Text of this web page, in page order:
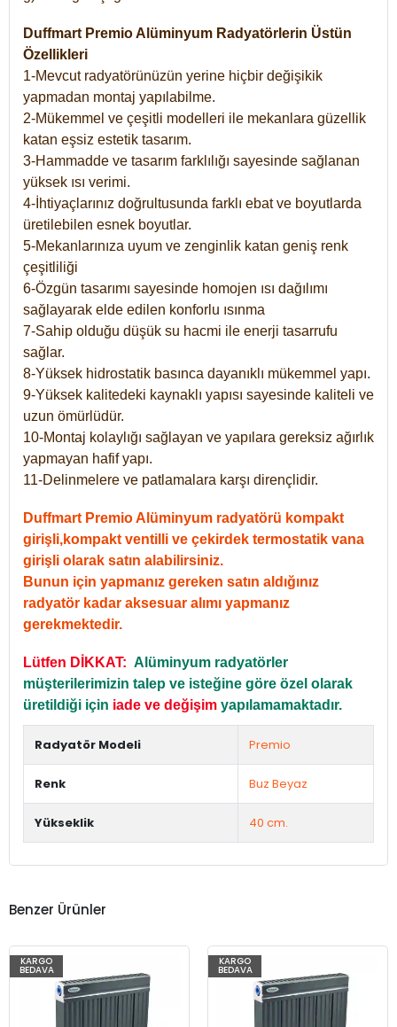
Duffmart Premio Alüminyum Radyatörlerin Üstün
Özellikleri
1-Mevcut radyatörünüzün yerine hiçbir değişikik
yapmadan montaj yapılabilme.
2-Mükemmel ve çeşitli modelleri ile mekanlara güzellik
katan eşsiz estetik tasarım.
3-Hammadde ve tasarım farklılığı sayesinde sağlanan
yüksek ısı verimi.
4-İhtiyaçlarınız doğrultusunda farklı ebat ve boyutlarda
üretilebilen esnek boyutlar.
5-Mekanlarınıza uyum ve zenginlik katan geniş renk
çeşitliliği
6-Özgün tasarımı sayesinde homojen ısı dağılımı
sağlayarak elde edilen konforlu ısınma
7-Sahip olduğu düşük su hacmi ile enerji tasarrufu
sağlar.
8-Yüksek hidrostatik basınca dayanıklı mükemmel yapı.
9-Yüksek kalitedeki kaynaklı yapısı sayesinde kaliteli ve
uzun ömürlüdür.
10-Montaj kolaylığı sağlayan ve yapılara gereksiz ağırlık
yapmayan hafif yapı.
11-Delinmelere ve patlamalara karşı dirençlidir.
Duffmart Premio Alüminyum radyatörü kompakt
girişli,kompakt ventilli ve çekirdek termostatik vana
girişli olarak satın alabilirsiniz.
Bunun için yapmanız gereken satın aldığınız
radyatör kadar aksesuar alımı yapmanız
gerekmektedir.
Lütfen DİKKAT: Alüminyum radyatörler
müşterilerimizin talep ve isteğine göre özel olarak
üretildiği için iade ve değişim yapılamamaktadır.
Radyatör Modeli Premio
Renk Buz Beyaz
Yükseklik 40 cm.
Benzer Ürünler
KARGO
BEDAVA
KARGO
BEDAVA